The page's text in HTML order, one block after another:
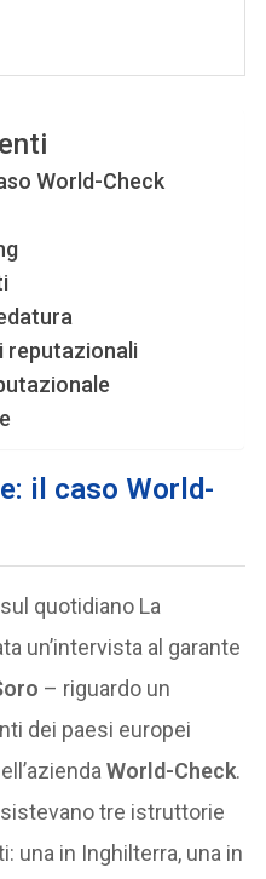
World-Check
reputazionali
il caso World-
quotidiano La
un’intervista al garante
– riguardo un
dei paesi europei
World-Check.
tre istruttorie
una in Inghilterra, una in